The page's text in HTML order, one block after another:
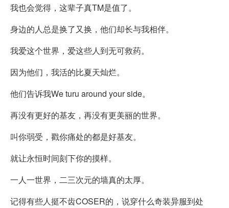
我也会觉得，这辈子真TM是值了。
身边的人总是换了又换，他们却长与我相伴。
我爱这个世界，爱这些人到无可救药。
因为他们，我活的比夏天灿烂。
他们告诉我We turu around your side。
再没有更好的基友，再没有更美丽的世界。
叫你弱受，戳你痛处的都是好基友。
就让永恒时间刻下你的摸样。
一人一世界，二三次元的墙真的太厚。
记得有些人挺不齿COSER的，说穿什么奇装异服到处